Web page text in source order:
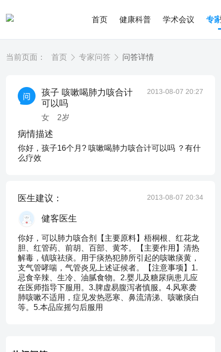
首页 健康科普 学术会议 专
当前页面： 首页 专家问答 问答详情
孩子 咳嗽喝肺力咳合计
可以吗
女 2岁
2013-08-07 20:27
病情描述
你好，孩子16个月? 咳嗽喝肺力咳合计可以吗 ？有什
么疗效
医生建议： 2013-08-07 20:34
健客医生
你好，可以肺力咳合剂【主要原料】梧桐根、红花龙
胆、红管药、前胡、百部、黄芩。【主要作用】清热
解毒，镇咳祛痰。用于痰热犯肺所引起的咳嗽痰黄，
支气管哮喘，气管炎见上述证候者。【注意事项】1.
忌食辛辣、生冷、油腻食物。2.婴儿及糖尿病患儿应
在医师指导下服用。3.脾虚易腹泻者慎服。4.风寒袭
肺咳嗽不适用，症见发热恶寒、鼻流清涕、咳嗽痰白
等。5.本品应摇匀后服用